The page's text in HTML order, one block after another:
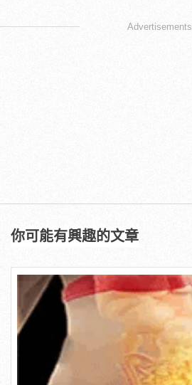
Advertisements
你可能有興趣的文章